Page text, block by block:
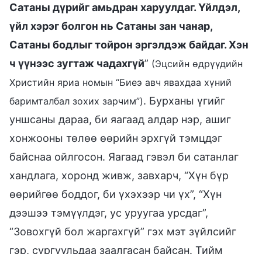
Сатаны дүрийг амьдран харуулдаг. Үйлдэл,
үйл хэрэг болгон нь Сатаны зан чанар,
Сатаны бодлыг тойрон эргэлдэж байдаг. Хэн
ч үүнээс зугтаж чадахгүй” (Эцсийн өдрүүдийн
Христийн яриа номын “Биеэ авч явахдаа хүний
баримталбал зохих зарчим”). Бурханы үгийг
уншсаны дараа, би яагаад алдар нэр, ашиг
хонжооны төлөө өөрийн эрхгүй тэмцдэг
байснаа ойлгосон. Яагаад гэвэл би сатанлаг
хандлага, хоронд живж, завхарч, “Хүн бүр
өөрийгөө боддог, би үхэхээр чи үх”, “Хүн
дээшээ тэмүүлдэг, ус уруугаа урсдаг”,
“Зовохгүй бол жаргахгүй” гэх мэт зүйлсийг
гэр, сургуульдаа заалгасан байсан. Тийм